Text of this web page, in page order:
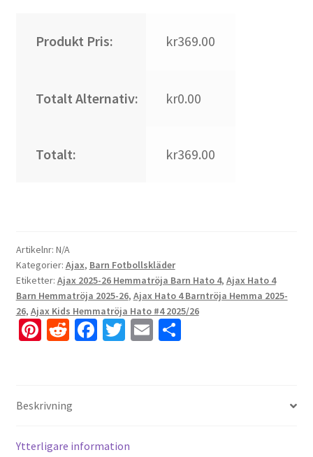
Produkt Pris: kr369.00
Totalt Alternativ: kr0.00
Totalt: kr369.00
Artikelnr: N/A
Kategorier: Ajax, Barn Fotbollskläder
Etiketter: Ajax 2025-26 Hemmatröja Barn Hato 4, Ajax Hato 4
Barn Hemmatröja 2025-26, Ajax Hato 4 Barntröja Hemma 2025-
26, Ajax Kids Hemmatröja Hato #4 2025/26
Pi
es
R
di
t
Fa
k
T E D
Beskrivning
Ytterligare information